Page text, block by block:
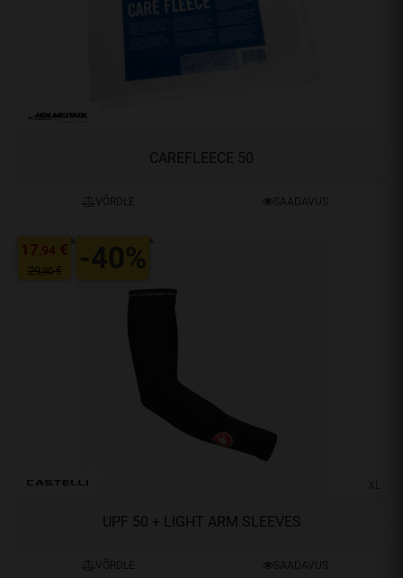
CAREFLEECE 50
VÕRDLE SAADAVUS
UPF 50 + LIGHT ARM SLEEVES
VÕRDLE SAADAVUS
17,94 €
29,90€ -40%